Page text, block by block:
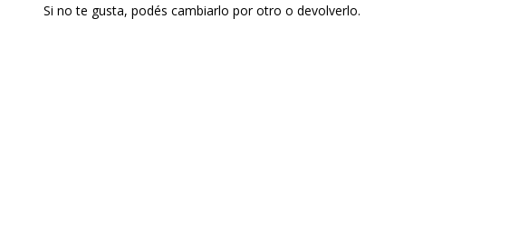
Si no te gusta, podés cambiarlo por otro o devolverlo.